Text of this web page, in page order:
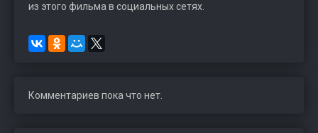
из этого фильма в социальных сетях.
Комментариев пока что нет.